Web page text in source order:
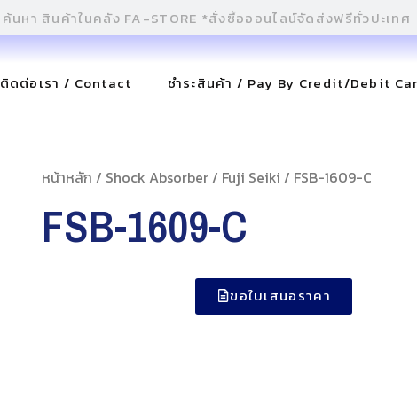
ติดต่อเรา / Contact ชำระสินค้า / Pay By Credit/Debit
หน้าหลัก / Shock Absorber / Fuji Seiki / FSB-1609-C
FSB-1609-C
ขอใบเสนอราคา